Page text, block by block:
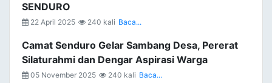
SENDURO
22 April 2025 240 kali Baca...
Camat Senduro Gelar Sambang Desa, Pererat
Silaturahmi dan Dengar Aspirasi Warga
05 November 2025 240 kali Baca...